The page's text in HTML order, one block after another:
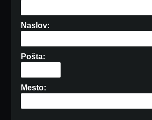
Naslov:
Pošta:
Mesto: